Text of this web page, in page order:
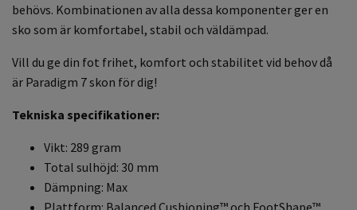
behövs. Kombinationen av alla dessa komponenter ger en
sko som är komfortabel, stabil och väldämpad.
Vill du ge din fot frihet, komfort och stabilitet vid behov då
är Paradigm 7 skon för dig!
Tekniska specifikationer:
Vikt: 289 gram
Total sulhöjd: 30 mm
Dämpning: Max
Plattform: Balanced Cushioning™ och FootShape™